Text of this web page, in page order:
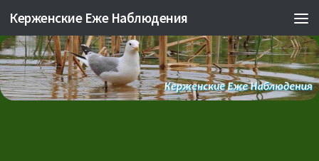
Skip to content
Керженские Еже Наблюдения